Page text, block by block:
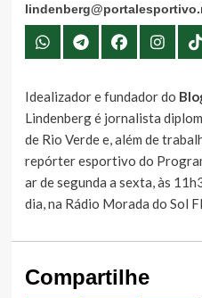
Idealizador e fundador do
Lindenberg é jornalista
de Rio Verde e, além de
repórter esportivo do
ar de segunda a sexta, às
dia, na Rádio Morada do Sol
Compartilhe